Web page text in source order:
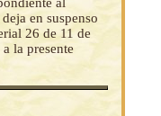
en suspenso
26 de 11 de
la presente